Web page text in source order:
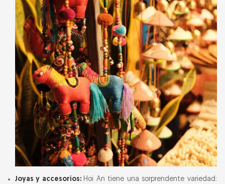
Joyas y accesorios: Hoi An tiene una sorprendente variedad: